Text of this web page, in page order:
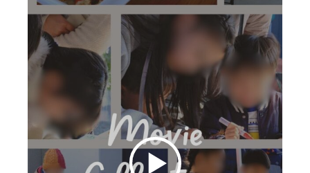
お客様の声
ムービー
リノベーション
ペレットストーブ